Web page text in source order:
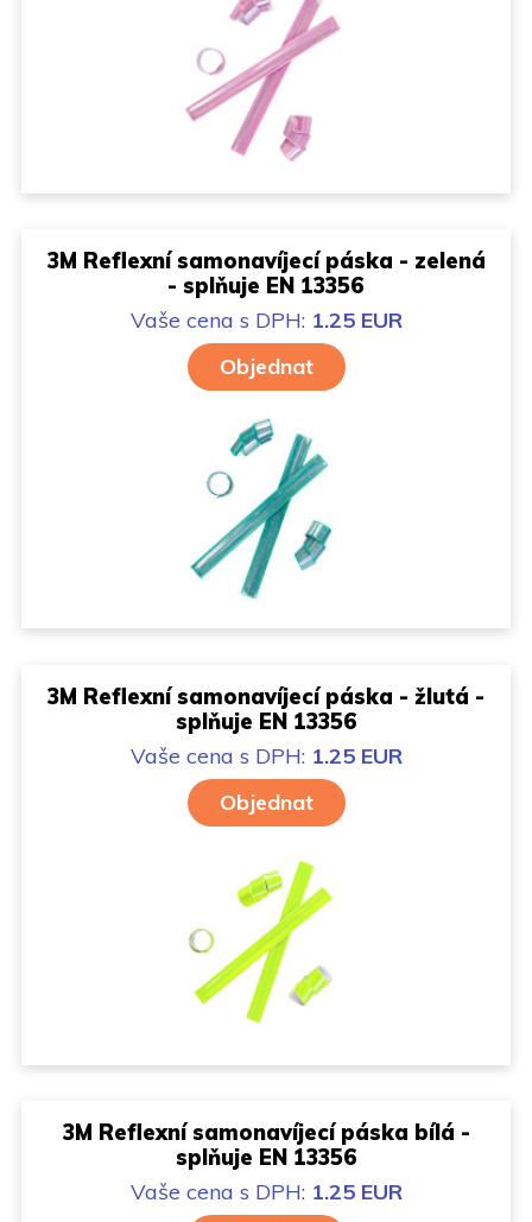
3M Reflexní samonavíjecí páska - zelená
- splňuje EN 13356
Vaše cena s DPH: 1.25 EUR
Objednat
3M Reflexní samonavíjecí páska - žlutá -
splňuje EN 13356
Vaše cena s DPH: 1.25 EUR
Objednat
3M Reflexní samonavíjecí páska bílá -
splňuje EN 13356
Vaše cena s DPH: 1.25 EUR